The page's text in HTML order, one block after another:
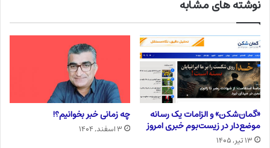
نوشته های مشابه
«گمان‌شکن» و الزامات یک رسانه
موضع‌دار در زیست‌بوم خبری امروز
۱۳ تیر, ۱۴۰۵
چه زمانی خبر بخوانیم؟!
۳ اسفند, ۱۴۰۴